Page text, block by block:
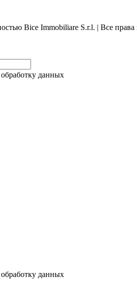
Bice Immobiliare S.r.l. | Все
данных
данных